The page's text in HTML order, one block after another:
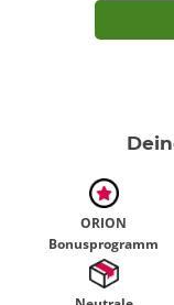
ORION
Bonusprogramm